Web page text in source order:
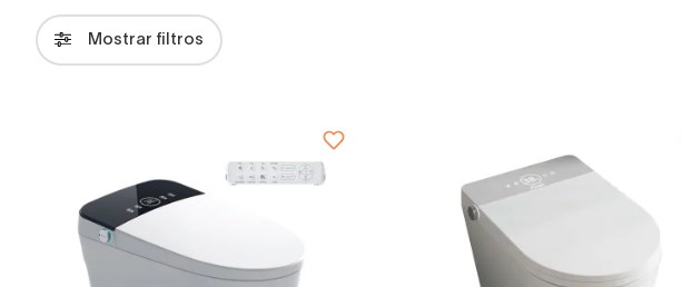
Mostrar filtros